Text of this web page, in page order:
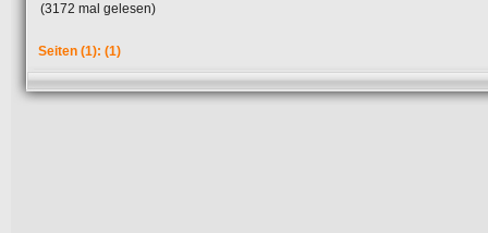
(3172 mal gelesen)
Seiten (1): (1)